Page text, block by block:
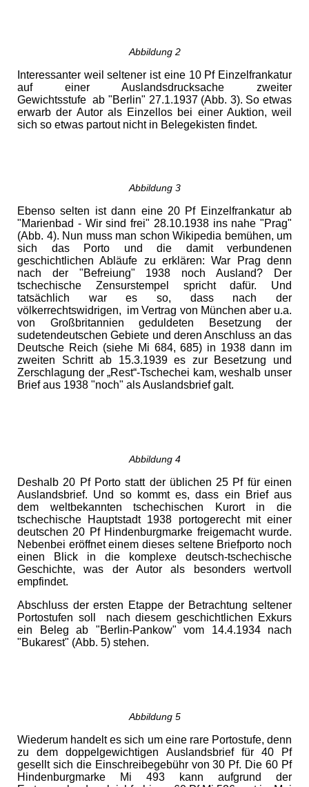
Abbildung 2
Interessanter weil seltener ist eine 10 Pf Einzelfrankatur
auf einer Auslandsdrucksache zweiter
Gewichtsstufe ab "Berlin" 27.1.1937 (Abb. 3). So etwas
erwarb der Autor als Einzellos bei einer Auktion, weil
sich so etwas partout nicht in Belegekisten findet.
Abbildung 3
Ebenso selten ist dann eine 20 Pf Einzelfrankatur ab
"Marienbad - Wir sind frei" 28.10.1938 ins nahe "Prag"
(Abb. 4). Nun muss man schon Wikipedia bemühen, um
sich das Porto und die damit verbundenen
geschichtlichen Abläufe zu erklären: War Prag denn
nach der "Befreiung" 1938 noch Ausland? Der
tschechische Zensurstempel spricht dafür. Und
tatsächlich war es so, dass nach der
völkerrechtswidrigen, im Vertrag von München aber u.a.
von Großbritannien geduldeten Besetzung der
sudetendeutschen Gebiete und deren Anschluss an das
Deutsche Reich (siehe Mi 684, 685) in 1938 dann im
zweiten Schritt ab 15.3.1939 es zur Besetzung und
Zerschlagung der „Rest“-Tschechei kam, weshalb unser
Brief aus 1938 "noch" als Auslandsbrief galt.
Abbildung 4
Deshalb 20 Pf Porto statt der üblichen 25 Pf für einen
Auslandsbrief. Und so kommt es, dass ein Brief aus
dem weltbekannten tschechischen Kurort in die
tschechische Hauptstadt 1938 portogerecht mit einer
deutschen 20 Pf Hindenburgmarke freigemacht wurde.
Nebenbei eröffnet einem dieses seltene Briefporto noch
einen Blick in die komplexe deutsch-tschechische
Geschichte, was der Autor als besonders wertvoll
empfindet.
Abschluss der ersten Etappe der Betrachtung seltener
Portostufen soll nach diesem geschichtlichen Exkurs
ein Beleg ab "Berlin-Pankow" vom 14.4.1934 nach
"Bukarest" (Abb. 5) stehen.
Abbildung 5
Wiederum handelt es sich um eine rare Portostufe, denn
zu dem doppelgewichtigen Auslandsbrief für 40 Pf
gesellt sich die Einschreibegebühr von 30 Pf. Die 60 Pf
Hindenburgmarke Mi 493 kann aufgrund der